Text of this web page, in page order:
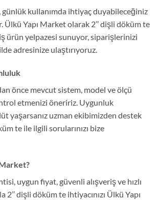
günlük kullanımda ihtiyaç duyabileceğiniz
Yapı Market olarak 2’’ dişli döküm te
ürün yelpazesi sunuyor, siparişlerinizi
adresinize ulaştırıyoruz.
önce mevcut sistem, model ve ölçü
etmenizi öneririz. Uygunluk
yaşarsanız uzman ekibimizden destek
te ile ilgili sorularınızı bize
uygun fiyat, güvenli alışveriş ve hızlı
2’’ dişli döküm te ihtiyacınızı Ülkü Yapı